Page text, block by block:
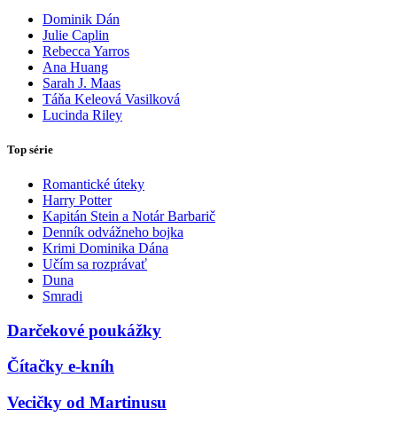
Dominik Dán
Julie Caplin
Rebecca Yarros
Ana Huang
Sarah J. Maas
Táňa Keleová Vasilková
Lucinda Riley
Top série
Romantické úteky
Harry Potter
Kapitán Stein a Notár Barbarič
Denník odvážneho bojka
Krimi Dominika Dána
Učím sa rozprávať
Duna
Smradi
Darčekové poukážky
Čítačky e-kníh
Vecičky od Martinusu